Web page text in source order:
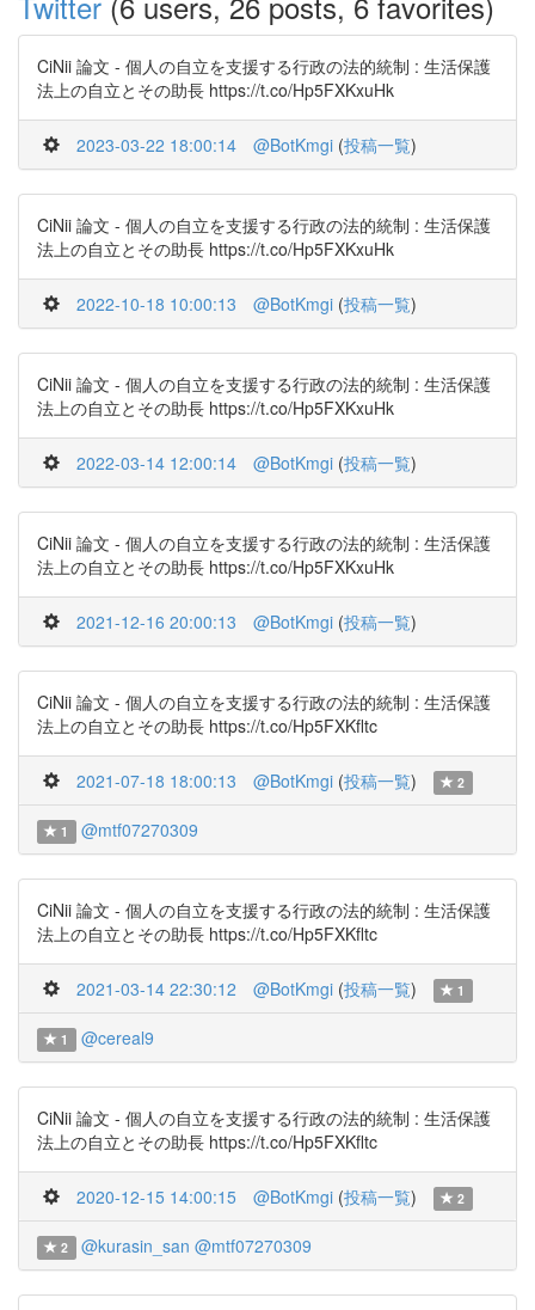
CiNii 論文 - 個人の自立を支援する行政の法的統制 : 生活保護
法上の自立とその助長 https://t.co/Hp5FXKxuHk
2023-03-22 18:00:14 @BotKmgi (投稿一覧)
CiNii 論文 - 個人の自立を支援する行政の法的統制 : 生活保護
法上の自立とその助長 https://t.co/Hp5FXKxuHk
2022-10-18 10:00:13 @BotKmgi (投稿一覧)
CiNii 論文 - 個人の自立を支援する行政の法的統制 : 生活保護
法上の自立とその助長 https://t.co/Hp5FXKxuHk
2022-03-14 12:00:14 @BotKmgi (投稿一覧)
CiNii 論文 - 個人の自立を支援する行政の法的統制 : 生活保護
法上の自立とその助長 https://t.co/Hp5FXKxuHk
2021-12-16 20:00:13 @BotKmgi (投稿一覧)
CiNii 論文 - 個人の自立を支援する行政の法的統制 : 生活保護
法上の自立とその助長 https://t.co/Hp5FXKfltc
2021-07-18 18:00:13 @BotKmgi (投稿一覧) 2
1 @mtf07270309
CiNii 論文 - 個人の自立を支援する行政の法的統制 : 生活保護
法上の自立とその助長 https://t.co/Hp5FXKfltc
2021-03-14 22:30:12 @BotKmgi (投稿一覧) 1
1 @cereal9
CiNii 論文 - 個人の自立を支援する行政の法的統制 : 生活保護
法上の自立とその助長 https://t.co/Hp5FXKfltc
2020-12-15 14:00:15 @BotKmgi (投稿一覧) 2
2 @kurasin_san @mtf07270309